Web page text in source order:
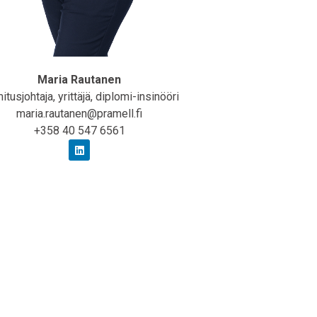
Maria Rautanen
yrittäjä, diplomi-insinööri
maria.rautanen@pramell.fi
+358 40 547 6561